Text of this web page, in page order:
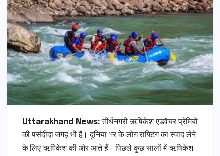
Uttarakhand News: तीर्थनगरी ऋषिकेश एडवेंचर प्रेमियों
की पसंदीदा जगह भी है। दुनिया भर के लोग राफ्टिंग का स्वाद लेने
के लिए ऋषिकेश की ओर आते हैं। पिछले कुछ सालों में ऋषिकेश